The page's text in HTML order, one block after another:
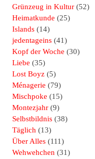
Grünzeug in Kultur (52)
Heimatkunde (25)
Islands (14)
jedentageins (41)
Kopf der Woche (30)
Liebe (35)
Lost Boyz (5)
Ménagerie (79)
Mischpoke (15)
Montezjahr (9)
Selbstbildnis (38)
Täglich (13)
Über Alles (111)
Wehwehchen (31)